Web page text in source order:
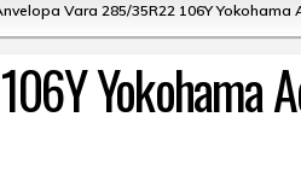
Vara 285/35R22 106Y Yokohama
Yokohama